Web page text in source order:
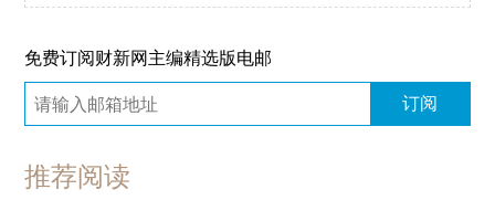
免费订阅财新网主编精选版电邮
订阅
推荐阅读